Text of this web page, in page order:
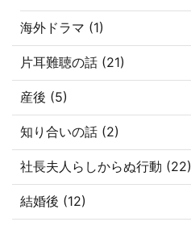
海外ドラマ (1)
片耳難聴の話 (21)
産後 (5)
知り合いの話 (2)
社長夫人らしからぬ行動 (22)
結婚後 (12)